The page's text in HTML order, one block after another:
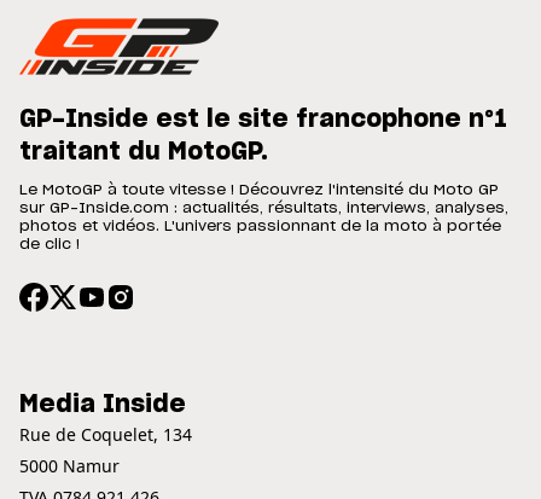
GP-Inside est le site francophone n°1
traitant du MotoGP.
Le MotoGP à toute vitesse ! Découvrez l'intensité du Moto GP
sur GP-Inside.com : actualités, résultats, interviews, analyses,
photos et vidéos. L'univers passionnant de la moto à portée
de clic !
Media Inside
Rue de Coquelet, 134
5000 Namur